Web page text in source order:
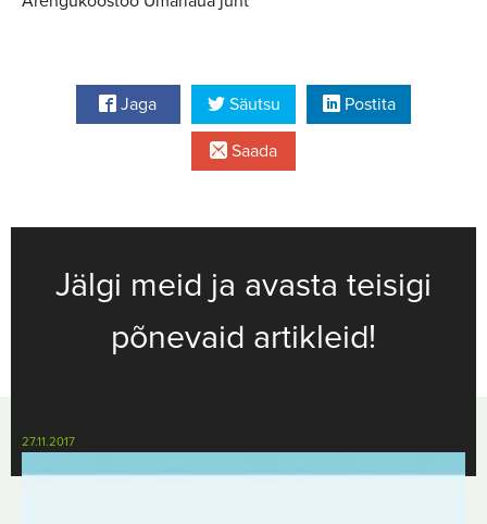
Jaga Säutsu Postita
Saada
Jälgi meid ja avasta teisigi
põnevaid artikleid!
27.11.2017